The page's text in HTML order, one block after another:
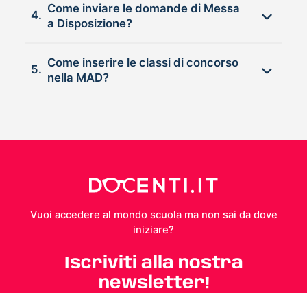
4.
Come inviare le domande di Messa
a Disposizione?
5.
Come inserire le classi di concorso
nella MAD?
Vuoi accedere al mondo scuola ma non sai da dove
iniziare?
Iscriviti alla nostra
newsletter!